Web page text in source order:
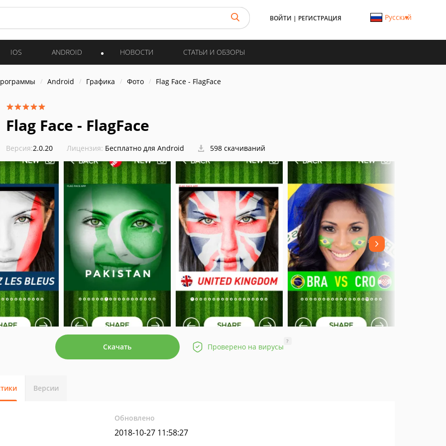
ВОЙТИ | РЕГИСТРАЦИЯ Русский
IOS ANDROID НОВОСТИ СТАТЬИ И ОБЗОРЫ
Android Графика Фото Flag Face - FlagFace
Flag Face - FlagFace
Версия:2.0.20 Лицензия: Бесплатно для Android 598 скачиваний
Скачать Проверено на вирусы
?
Версии
Обновлено
2018-10-27 11:58:27